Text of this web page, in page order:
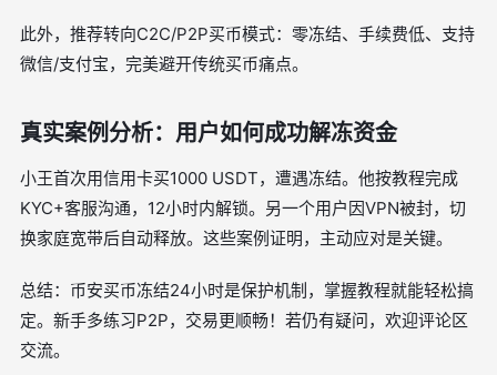
此外，推荐转向C2C/P2P买币模式：零冻结、手续费低、支持
微信/支付宝，完美避开传统买币痛点。
真实案例分析：用户如何成功解冻资金
小王首次用信用卡买1000 USDT，遭遇冻结。他按教程完成
KYC+客服沟通，12小时内解锁。另一个用户因VPN被封，切
换家庭宽带后自动释放。这些案例证明，主动应对是关键。
总结：币安买币冻结24小时是保护机制，掌握教程就能轻松搞
定。新手多练习P2P，交易更顺畅！若仍有疑问，欢迎评论区
交流。